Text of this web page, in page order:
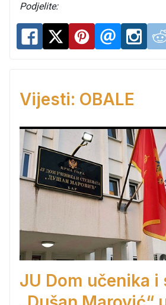
Podjelite:
Vijesti: OBALE
JU Dom učenika i